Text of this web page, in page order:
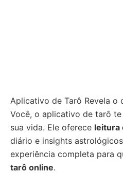
Aplicativo de Tarô Revela o
Você, o aplicativo de tarô
sua vida. Ele oferece leitura
diário e insights
experiência completa para
tarô online.